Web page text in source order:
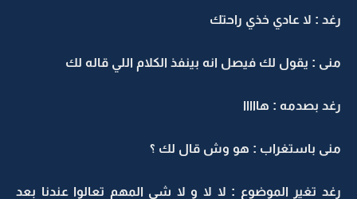
رغد : لا عادي خذي راحتك
منى : يقول لك فيصل انه بينفذ الكلام اللي قاله لك
رغد بصدمه : هااااا
منى باستغراب : هو وش قال لك ؟
رغد تغير الموضوع : لا لا و لا شي المهم تعالوا عندنا بعد